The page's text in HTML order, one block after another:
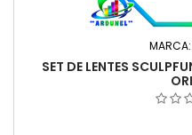
MARCA:
SET DE LENTES